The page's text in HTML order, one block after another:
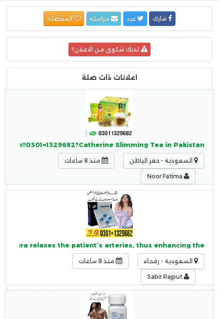
شارك غرد المفضلة
لديك شكوى من الاعلان؟
اعلانات ذات صلة
Slimming Tea in Pakistan
السعودية - حفر الباطن منذ 8 ساعات
Viagra relaxes the patient’s arteries, thus enhancing the
السعودية - رفحاء منذ 8 ساعات